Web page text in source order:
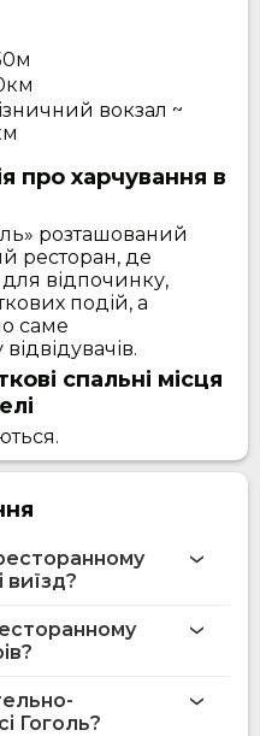
вокзал ~
про харчування в
розташований
ресторан, де
відпочинку,
подій, а
саме
спальні місця
виїзд?
ресторанний
Гоголь?